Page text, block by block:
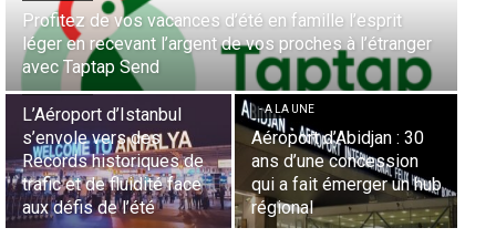
Aérien & Stratégie : Comment Royal Air
la diaspora européenne le moteur de son
Casablanca
- A LA UNE
Sécurité des frontières
aériennes en Afrique :
L’appel urgent à
l’harmonisation globale
- A LA UNE
Nominations :
Essid à la tête
France en
Lionel Rault
commandes
ANSCO
l’esprit
à l’étranger
: 30
concession
un hub